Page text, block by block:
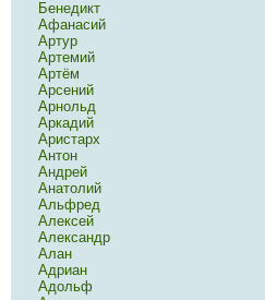
Бенедикт
Афанасий
Артур
Артемий
Артём
Арсений
Арнольд
Аркадий
Аристарх
Антон
Андрей
Анатолий
Альфред
Алексей
Александр
Алан
Адриан
Адольф